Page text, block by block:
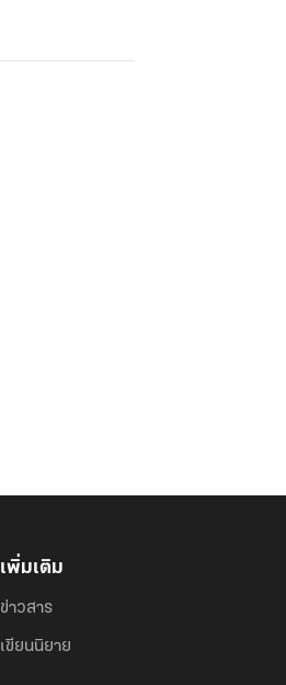
เพิ่มเติม
ข่าวสาร
เขียนนิยาย